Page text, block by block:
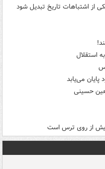
از اشتباهات تاریخ تبدیل شود
استقلال
می‌یابد
حسینی
از روی ترس است